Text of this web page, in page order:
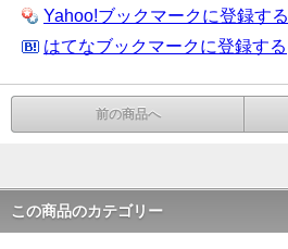
Yahoo!ブックマークに登録する
はてなブックマークに登録する
前の商品へ
この商品のカテゴリー